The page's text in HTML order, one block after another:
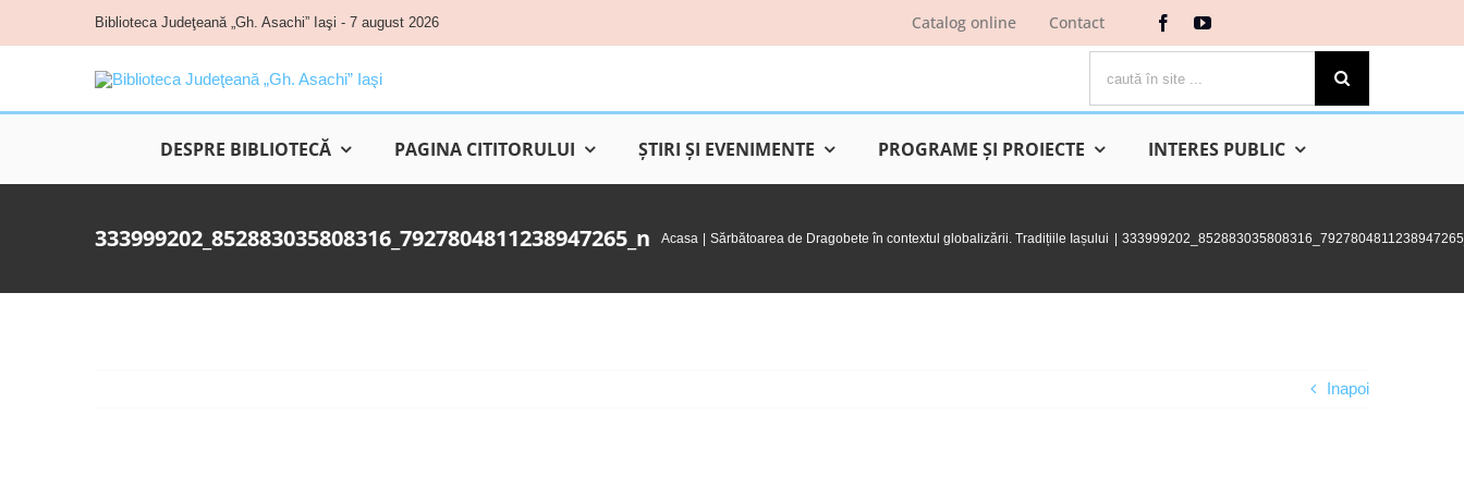
content
Biblioteca Judeţeană „Gh. Asachi” Iaşi - 7 august 2026 Catalog online Contact
DESPRE BIBLIOTECĂ PAGINA CITITORULUI ŞTIRI ŞI EVENIMENTE PROGRAME ŞI PROIECTE INTERES PUBLIC
333999202_852883035808316_7927804811238947265_n Acasa Sărbătoarea de Dragobete în contextul globalizării. Tradițiile Iașului
Inapoi